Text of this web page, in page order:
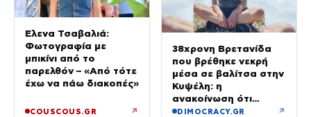
Έλενα Τσαβαλιά:
Φωτογραφία με
μπικίνι από το
παρελθόν – «Από τότε
έχω να πάω διακοπές»
COUSCOUS.GR ↗
38χρονη Βρετανίδα
που βρέθηκε νεκρή
μέσα σε βαλίτσα στην
Κυψέλη: η
ανακοίνωση ότι
«αφιέρωσε τη ζωή
DIMOCRACY.GR ↗